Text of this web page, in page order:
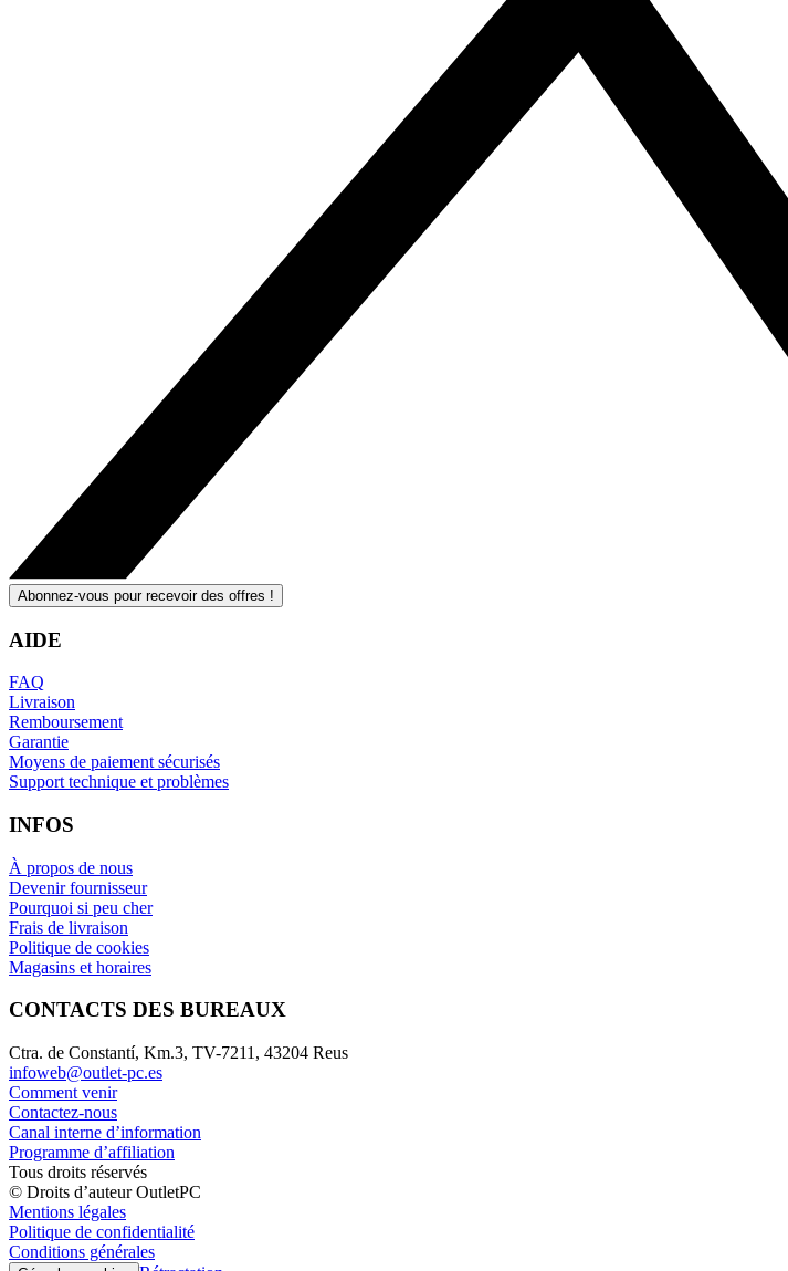
Abonnez-vous pour recevoir des offres !
AIDE
FAQ
Livraison
Remboursement
Garantie
Moyens de paiement sécurisés
Support technique et problèmes
INFOS
À propos de nous
Devenir fournisseur
Pourquoi si peu cher
Frais de livraison
Politique de cookies
Magasins et horaires
CONTACTS DES BUREAUX
Ctra. de Constantí, Km.3, TV-7211, 43204 Reus
infoweb@outlet-pc.es
Comment venir
Contactez-nous
Canal interne d’information
Programme d’affiliation
Tous droits réservés
© Droits d’auteur OutletPC
Mentions légales
Politique de confidentialité
Conditions générales